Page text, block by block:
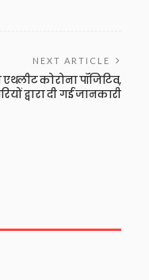
NEXT ARTICLE
कोरोना पॉजिटिव,
द्वारा दी गई जानकारी